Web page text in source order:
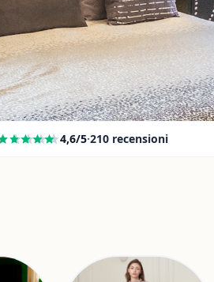
4,6/5·210 recensioni